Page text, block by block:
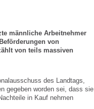
männliche Arbeitnehmer
von
von teils massiven
des Landtags,
gegeben worden sei, dass sie
in Kauf nehmen